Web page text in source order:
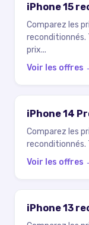
iPhone 15
Comparez les
reconditionnés.
prix...
Voir les offres
iPhone 14
Comparez les
reconditionnés.
Voir les offres
iPhone 13